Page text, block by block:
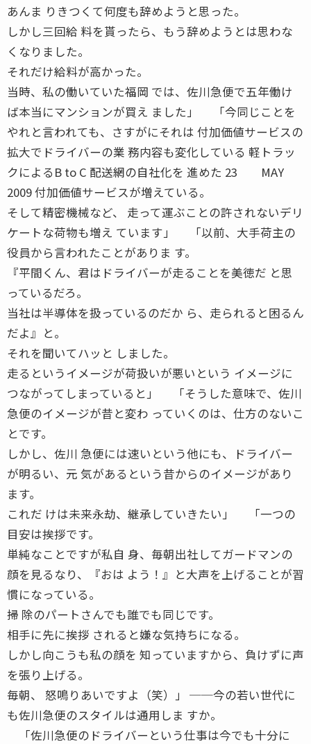
あんま りきつくて何度も辞めようと思った。
しかし三回給 料を貰ったら、もう辞めようとは思わな
くなりました。
それだけ給料が高かった。
当時、私の働いていた福岡 では、佐川急便で五年働け
ば本当にマンションが買え ました」 「今同じことを
やれと言われても、さすがにそれは 付加価値サービスの
拡大でドライバーの業 務内容も変化している 軽トラッ
クによるB to C 配送網の自社化を 進めた 23 MAY
2009 付加価値サービスが増えている。
そして精密機械など、 走って運ぶことの許されないデリ
ケートな荷物も増え ています」 「以前、大手荷主の
役員から言われたことがありま す。
『平間くん、君はドライバーが走ることを美徳だ と思
っているだろ。
当社は半導体を扱っているのだか ら、走られると困るん
だよ』と。
それを聞いてハッと しました。
走るというイメージが荷扱いが悪いという イメージに
つながってしまっていると」 「そうした意味で、佐川
急便のイメージが昔と変わ っていくのは、仕方のないこ
とです。
しかし、佐川 急便には速いという他にも、ドライバー
が明るい、元 気があるという昔からのイメージがあり
ます。
これだ けは未来永劫、継承していきたい」 「一つの
目安は挨拶です。
単純なことですが私自 身、毎朝出社してガードマンの
顔を見るなり、『おは よう！』と大声を上げることが習
慣になっている。
掃 除のパートさんでも誰でも同じです。
相手に先に挨拶 されると嫌な気持ちになる。
しかし向こうも私の顔を 知っていますから、負けずに声
を張り上げる。
毎朝、 怒鳴りあいですよ（笑）」 ──今の若い世代に
も佐川急便のスタイルは通用しま すか。
「佐川急便のドライバーという仕事は今でも十分に